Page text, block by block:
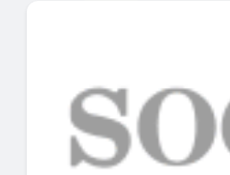
INICIO
EMPRESAS